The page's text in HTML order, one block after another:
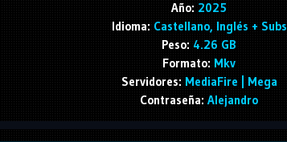
Año: 2025
Idioma: Castellano, Inglés + Subs
Peso: 4.26 GB
Formato: Mkv
Servidores: MediaFire | Mega
Contraseña: Alejandro